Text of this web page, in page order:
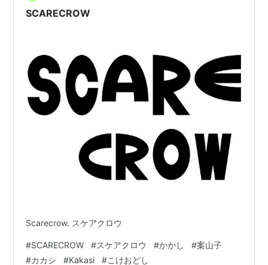
SCARECROW
Scarecrow. スケアクロウ
#SCARECROW #スケアクロウ #かかし #案山子
#カカシ #Kakasi #こけおどし